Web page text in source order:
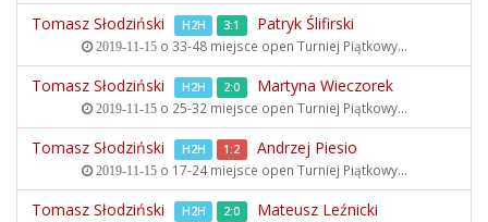
Tomasz Słodziński H2H 3:1 Patryk Ślifirski
2019-11-15o 33-48 miejsce open Turniej Piątkowy...
Tomasz Słodziński H2H 2:0 Martyna Wieczorek
2019-11-15o 25-32 miejsce open Turniej Piątkowy...
Tomasz Słodziński H2H 1:2 Andrzej Piesio
2019-11-15o 17-24 miejsce open Turniej Piątkowy...
Tomasz Słodziński H2H 2:0 Mateusz Leźnicki